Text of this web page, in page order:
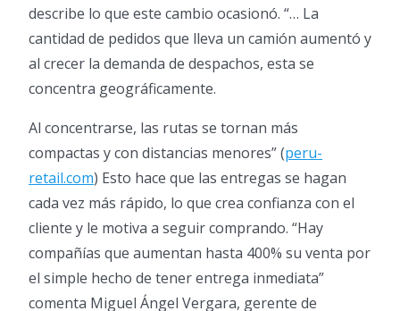
describe lo que este cambio ocasionó. “… La
cantidad de pedidos que lleva un camión aumentó y
al crecer la demanda de despachos, esta se
concentra geográficamente.
Al concentrarse, las rutas se tornan más
compactas y con distancias menores” (peru-
retail.com) Esto hace que las entregas se hagan
cada vez más rápido, lo que crea confianza con el
cliente y le motiva a seguir comprando. “Hay
compañías que aumentan hasta 400% su venta por
el simple hecho de tener entrega inmediata”
comenta Miguel Ángel Vergara, gerente de